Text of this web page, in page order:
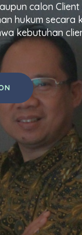
calon
hukum secara
kebutuhan